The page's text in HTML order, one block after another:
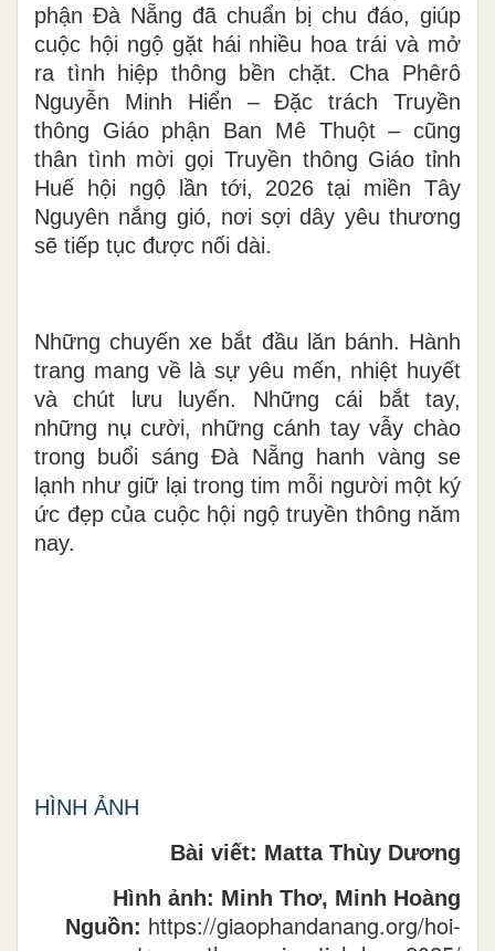
phận Đà Nẵng đã chuẩn bị chu đáo, giúp
cuộc hội ngộ gặt hái nhiều hoa trái và mở
ra tình hiệp thông bền chặt. Cha Phêrô
Nguyễn Minh Hiển – Đặc trách Truyền
thông Giáo phận Ban Mê Thuột – cũng
thân tình mời gọi Truyền thông Giáo tỉnh
Huế hội ngộ lần tới, 2026 tại miền Tây
Nguyên nắng gió, nơi sợi dây yêu thương
sẽ tiếp tục được nối dài.
Những chuyến xe bắt đầu lăn bánh. Hành
trang mang về là sự yêu mến, nhiệt huyết
và chút lưu luyến. Những cái bắt tay,
những nụ cười, những cánh tay vẫy chào
trong buổi sáng Đà Nẵng hanh vàng se
lạnh như giữ lại trong tim mỗi người một ký
ức đẹp của cuộc hội ngộ truyền thông năm
nay.
HÌNH ẢNH
Bài viết: Matta Thùy Dương
Hình ảnh: Minh Thơ, Minh Hoàng
Nguồn: https://giaophandanang.org/hoi-